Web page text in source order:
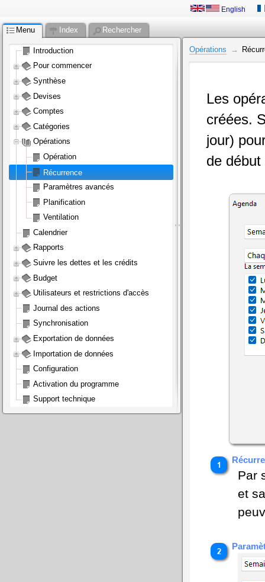
English
Menu Index Rechercher
Introduction
Pour commencer
Synthèse
Devises
Comptes
Catégories
Opérations
Opération
Récurrence
Paramètres avancés
Planification
Ventilation
Calendrier
Rapports
Suivre les dettes et les crédits
Budget
Utilisateurs et restrictions d'accès
Journal des actions
Synchronisation
Exportation de données
Importation de données
Configuration
Activation du programme
Support technique
Opérations
Les
créées.
jour)
de
Par
et